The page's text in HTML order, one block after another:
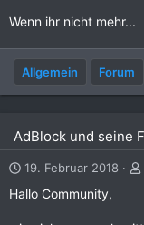
Wenn ihr nicht mehr...
Allgemein Forum
AdBlock und seine
19. Februar 2018
Hallo Community,